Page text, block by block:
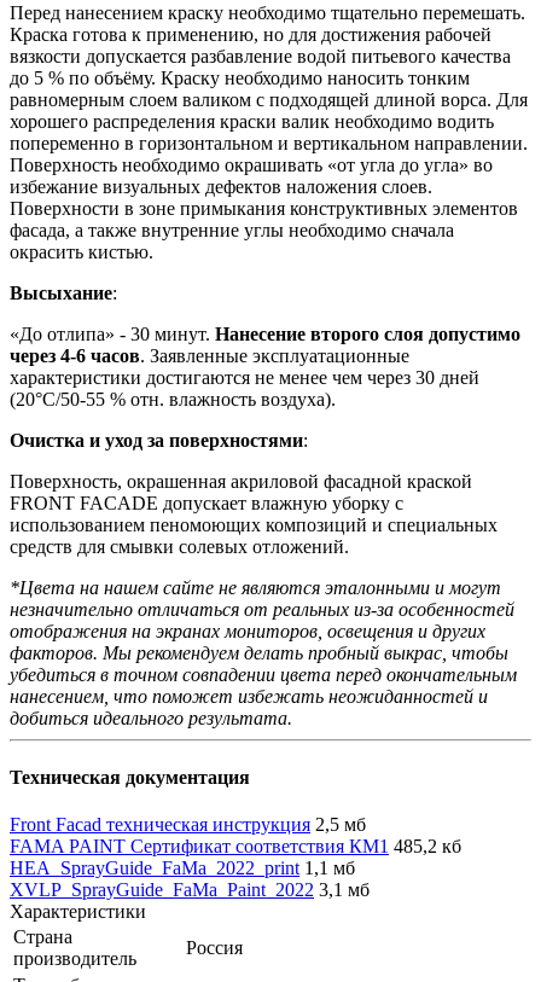
Перед нанесением краску необходимо тщательно перемешать.
Краска готова к применению, но для достижения рабочей
вязкости допускается разбавление водой питьевого качества
до 5 % по объёму. Краску необходимо наносить тонким
равномерным слоем валиком с подходящей длиной ворса. Для
хорошего распределения краски валик необходимо водить
попеременно в горизонтальном и вертикальном направлении.
Поверхность необходимо окрашивать «от угла до угла» во
избежание визуальных дефектов наложения слоев.
Поверхности в зоне примыкания конструктивных элементов
фасада, а также внутренние углы необходимо сначала
окрасить кистью.
Высыхание:
«До отлипа» - 30 минут. Нанесение второго слоя допустимо
через 4-6 часов. Заявленные эксплуатационные
характеристики достигаются не менее чем через 30 дней
(20°C/50-55 % отн. влажность воздуха).
Очистка и уход за поверхностями:
Поверхность, окрашенная акриловой фасадной краской
FRONT FACADE допускает влажную уборку с
использованием пеномоющих композиций и специальных
средств для смывки солевых отложений.
*Цвета на нашем сайте не являются эталонными и могут
незначительно отличаться от реальных из-за особенностей
отображения на экранах мониторов, освещения и других
факторов. Мы рекомендуем делать пробный выкрас, чтобы
убедиться в точном совпадении цвета перед окончательным
нанесением, что поможет избежать неожиданностей и
добиться идеального результата.
Техническая документация
Front Facad техническая инструкция 2,5 мб
FAMA PAINT Сертификат соответствия КМ1 485,2 кб
HEA_SprayGuide_FaMa_2022_print 1,1 мб
XVLP_SprayGuide_FaMa_Paint_2022 3,1 мб
Характеристики
Страна
производитель
Россия